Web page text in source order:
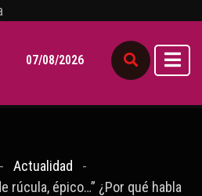
07/08/2026
Actualidad
rúcula, épico…” ¿Por qué habla